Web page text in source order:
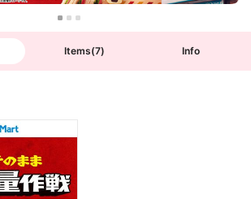
Items(7) Info